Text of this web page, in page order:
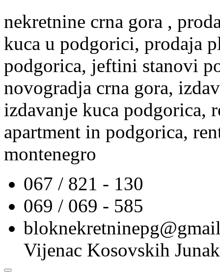
nekretnine crna gora ,
kuca u podgorici, prodaja
podgorica, jeftini stanovi
novogradja crna gora,
izdavanje kuca podgorica,
apartment in podgorica,
montenegro
067 / 821 - 130
069 / 069 - 585
Vijenac Kosovskih